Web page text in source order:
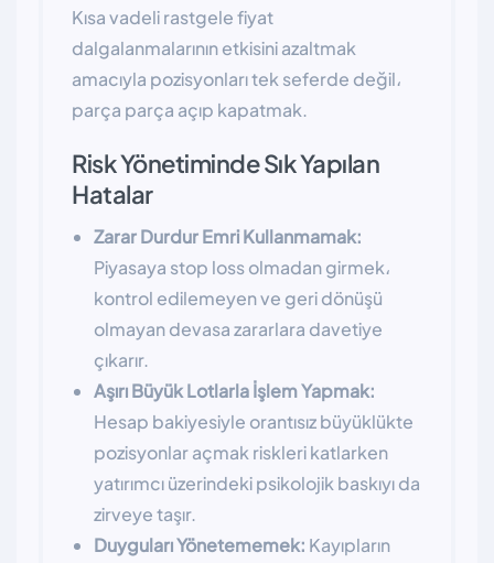
Kısa vadeli rastgele fiyat
dalgalanmalarının etkisini azaltmak
amacıyla pozisyonları tek seferde değil،
parça parça açıp kapatmak.
Risk Yönetiminde Sık Yapılan
Hatalar
Zarar Durdur Emri Kullanmamak:
Piyasaya stop loss olmadan girmek،
kontrol edilemeyen ve geri dönüşü
olmayan devasa zararlara davetiye
çıkarır.
Aşırı Büyük Lotlarla İşlem Yapmak:
Hesap bakiyesiyle orantısız büyüklükte
pozisyonlar açmak riskleri katlarken
yatırımcı üzerindeki psikolojik baskıyı da
zirveye taşır.
Duyguları Yönetememek: Kayıpların